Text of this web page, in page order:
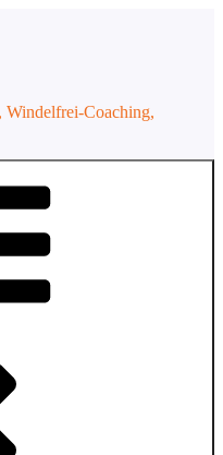
Windelfrei-Coaching,